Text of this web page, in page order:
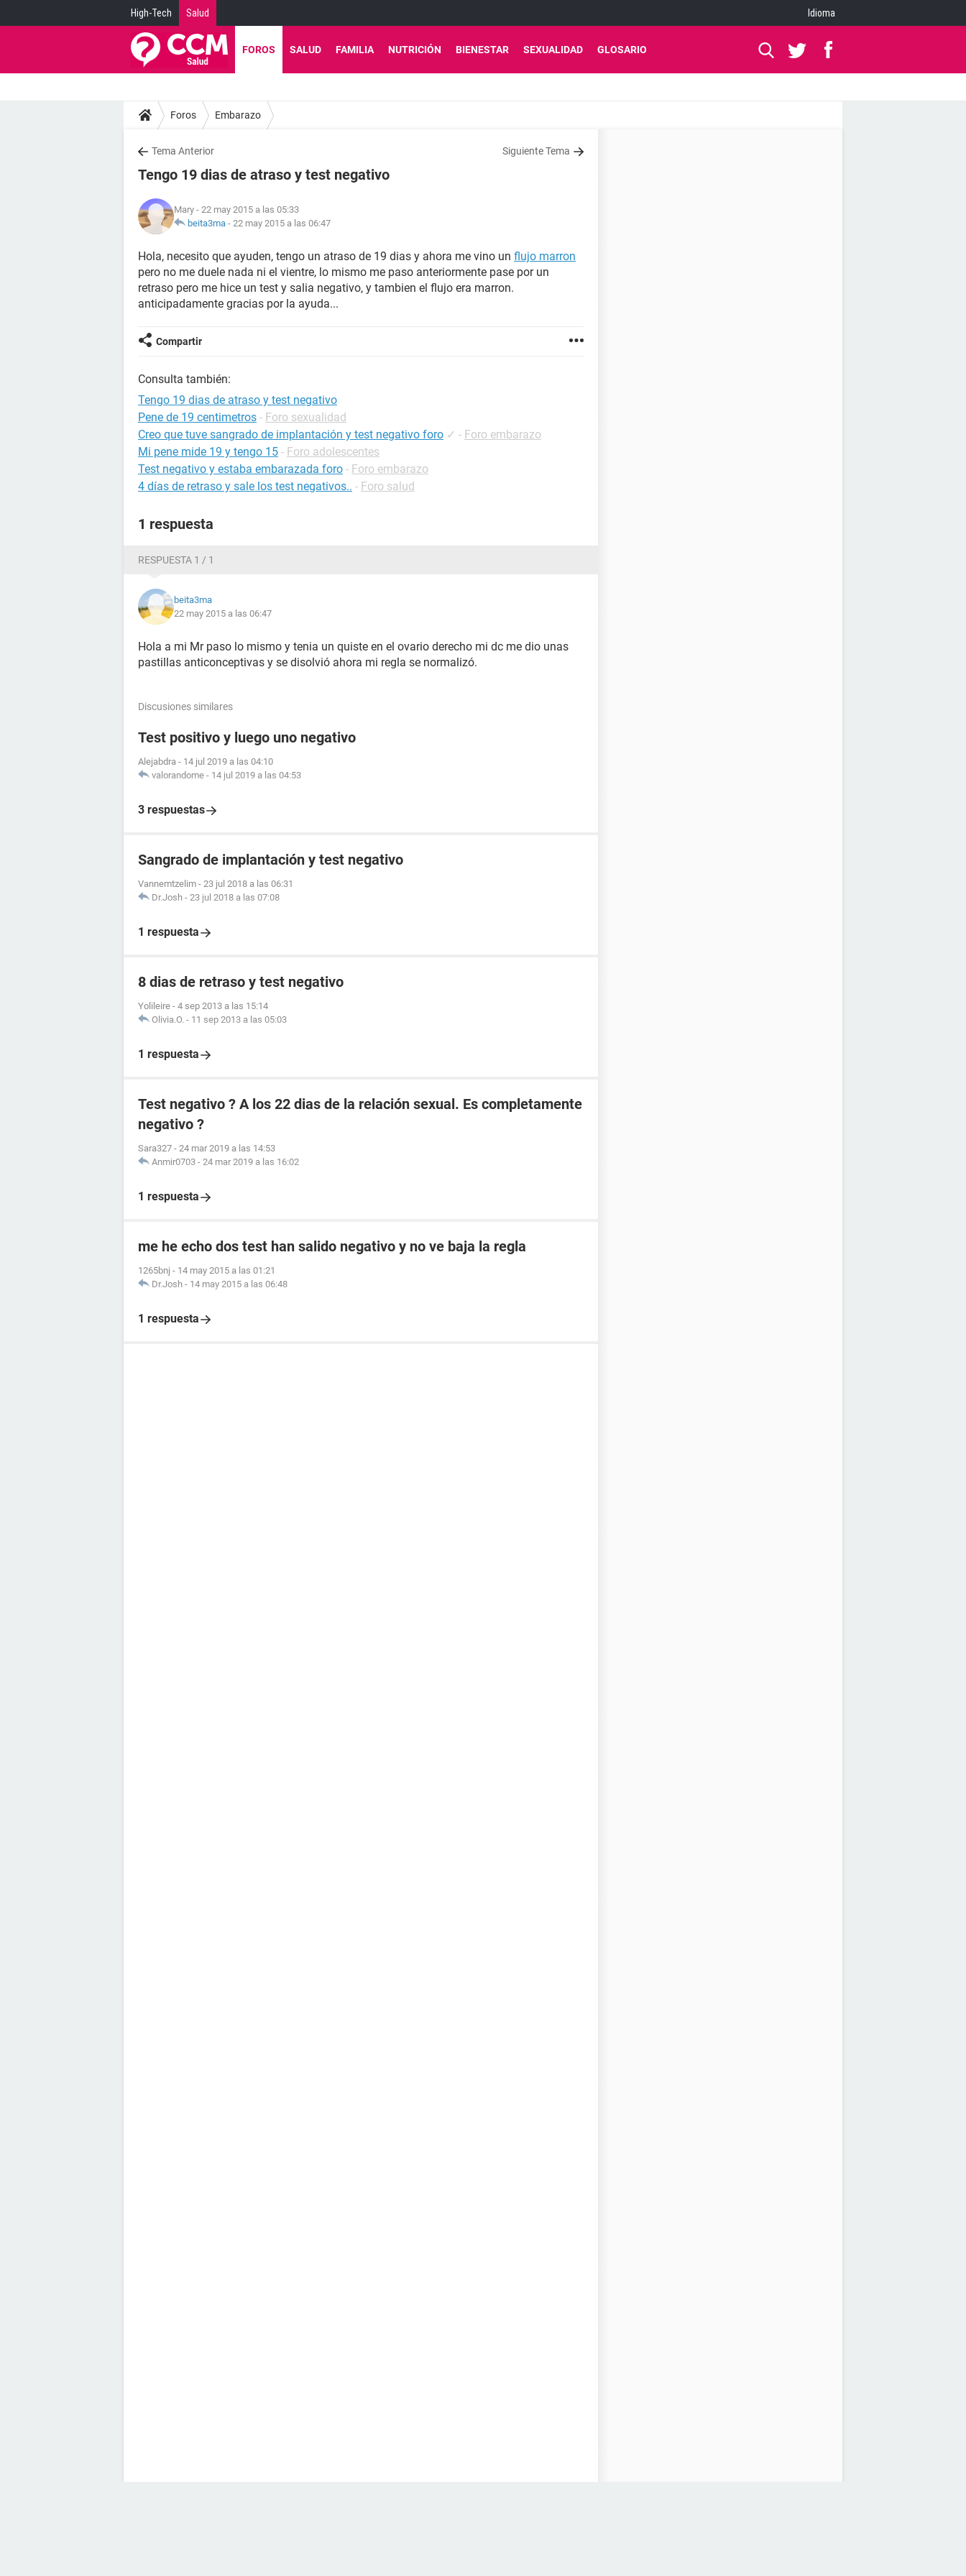
High-Tech Salud Idioma
FOROS SALUD FAMILIA NUTRICIÓN BIENESTAR SEXUALIDAD GLOSARIO
Foros Embarazo
Tema Anterior Siguiente Tema
Tengo 19 dias de atraso y test negativo
Mary - 22 may 2015 a las 05:33
beita3ma - 22 may 2015 a las 06:47
Hola, necesito que ayuden, tengo un atraso de 19 dias y ahora me vino un flujo marron
pero no me duele nada ni el vientre, lo mismo me paso anteriormente pase por un
retraso pero me hice un test y salia negativo, y tambien el flujo era marron.
anticipadamente gracias por la ayuda...
Compartir
Consulta también:
Tengo 19 dias de atraso y test negativo
Pene de 19 centimetros - Foro sexualidad
Creo que tuve sangrado de implantación y test negativo foro ✓ - Foro embarazo
Mi pene mide 19 y tengo 15 - Foro adolescentes
Test negativo y estaba embarazada foro - Foro embarazo
4 días de retraso y sale los test negativos.. - Foro salud
1 respuesta
RESPUESTA 1 / 1
beita3ma
22 may 2015 a las 06:47
Hola a mi Mr paso lo mismo y tenia un quiste en el ovario derecho mi dc me dio unas
pastillas anticonceptivas y se disolvió ahora mi regla se normalizó.
Discusiones similares
Test positivo y luego uno negativo
Alejabdra - 14 jul 2019 a las 04:10
valorandome - 14 jul 2019 a las 04:53
3 respuestas
Sangrado de implantación y test negativo
Vannemtzelim - 23 jul 2018 a las 06:31
Dr.Josh - 23 jul 2018 a las 07:08
1 respuesta
8 dias de retraso y test negativo
Yolileire - 4 sep 2013 a las 15:14
Olivia.O. - 11 sep 2013 a las 05:03
1 respuesta
Test negativo ? A los 22 dias de la relación sexual. Es completamente
negativo ?
Sara327 - 24 mar 2019 a las 14:53
Anmir0703 - 24 mar 2019 a las 16:02
1 respuesta
me he echo dos test han salido negativo y no ve baja la regla
1265bnj - 14 may 2015 a las 01:21
Dr.Josh - 14 may 2015 a las 06:48
1 respuesta